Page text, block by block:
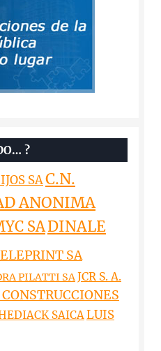
?
SAC.N.
ANONIMA
SADINALE
ELEPRINT SA
PILATTI SAJCR S. A.
SAICALUIS